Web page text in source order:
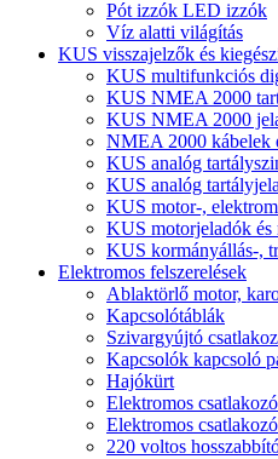
Pót izzók LED izzók
Víz alatti világítás
KUS visszajelzők és
KUS multifunkciós
KUS NMEA 2000
KUS NMEA 2000
NMEA 2000 kábelek
KUS analóg
KUS analóg
KUS motor-,
KUS motorjeladók és
KUS kormányállás-,
Elektromos felszerelések
Ablaktörlő motor,
Kapcsolótáblák
Szivargyújtó
Kapcsolók kapcsoló
Hajókürt
Elektromos
Elektromos
220 voltos